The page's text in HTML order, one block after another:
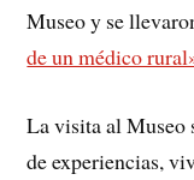
Museo y se
de un médico
La visita al Museo
de experiencias,